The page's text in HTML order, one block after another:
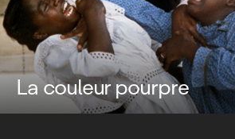
La couleur pourpre